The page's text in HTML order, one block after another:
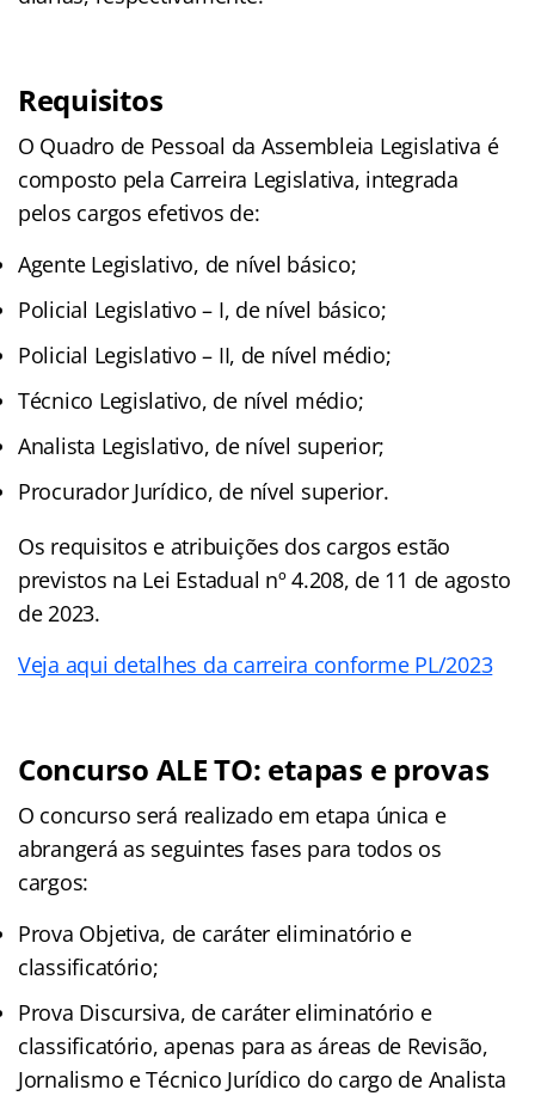
Requisitos
O Quadro de Pessoal da Assembleia Legislativa é
composto pela Carreira Legislativa, integrada
pelos cargos efetivos de:
Agente Legislativo, de nível básico;
Policial Legislativo – I, de nível básico;
Policial Legislativo – II, de nível médio;
Técnico Legislativo, de nível médio;
Analista Legislativo, de nível superior;
Procurador Jurídico, de nível superior.
Os requisitos e atribuições dos cargos estão
previstos na Lei Estadual nº 4.208, de 11 de agosto
de 2023.
Veja aqui detalhes da carreira conforme PL/2023
Concurso ALE TO: etapas e provas
O concurso será realizado em etapa única e
abrangerá as seguintes fases para todos os
cargos:
Prova Objetiva, de caráter eliminatório e
classificatório;
Prova Discursiva, de caráter eliminatório e
classificatório, apenas para as áreas de Revisão,
Jornalismo e Técnico Jurídico do cargo de Analista